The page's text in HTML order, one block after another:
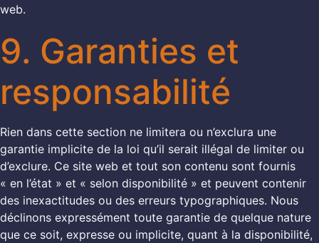
web.
9. Garanties et
responsabilité
Rien dans cette section ne limitera ou n’exclura une
garantie implicite de la loi qu’il serait illégal de limiter ou
d’exclure. Ce site web et tout son contenu sont fournis
« en l’état » et « selon disponibilité » et peuvent contenir
des inexactitudes ou des erreurs typographiques. Nous
déclinons expressément toute garantie de quelque nature
que ce soit, expresse ou implicite, quant à la disponibilité,